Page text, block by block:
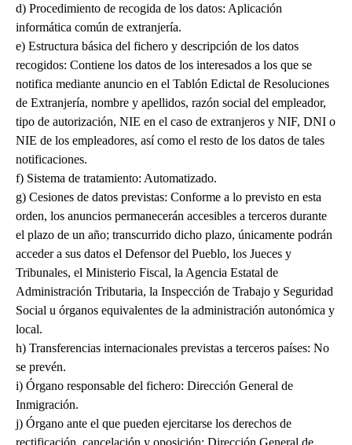
d) Procedimiento de recogida de los datos: Aplicación
informática común de extranjería.
e) Estructura básica del fichero y descripción de los datos
recogidos: Contiene los datos de los interesados a los que se
notifica mediante anuncio en el Tablón Edictal de Resoluciones
de Extranjería, nombre y apellidos, razón social del empleador,
tipo de autorización, NIE en el caso de extranjeros y NIF, DNI o
NIE de los empleadores, así como el resto de los datos de tales
notificaciones.
f) Sistema de tratamiento: Automatizado.
g) Cesiones de datos previstas: Conforme a lo previsto en esta
orden, los anuncios permanecerán accesibles a terceros durante
el plazo de un año; transcurrido dicho plazo, únicamente podrán
acceder a sus datos el Defensor del Pueblo, los Jueces y
Tribunales, el Ministerio Fiscal, la Agencia Estatal de
Administración Tributaria, la Inspección de Trabajo y Seguridad
Social u órganos equivalentes de la administración autonómica y
local.
h) Transferencias internacionales previstas a terceros países: No
se prevén.
i) Órgano responsable del fichero: Dirección General de
Inmigración.
j) Órgano ante el que pueden ejercitarse los derechos de
rectificación, cancelación y oposición: Dirección General de